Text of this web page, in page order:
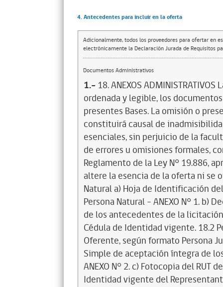
4. Antecedentes para incluir en la oferta
Adicionalmente, todos los proveedores para ofertar en
electrónicamente la Declaración Jurada de Requisitos
Documentos Administrativos
1.- 18. ANEXOS
ordenada y legible, los
presentes Bases. La omisión o
constituirá causal de
esenciales, sin perjuicio de la
de errores u omisiones formales,
Reglamento de la Ley N° 19.886,
altere la esencia de la oferta ni se
Natural a) Hoja de Identificación
Persona Natural – ANEXO N° 1. b)
de los antecedentes de la
Cédula de Identidad vigente. 18.2
Oferente, según formato Persona
Simple de aceptación íntegra de
ANEXO N° 2. c) Fotocopia del RUT
Identidad vigente del